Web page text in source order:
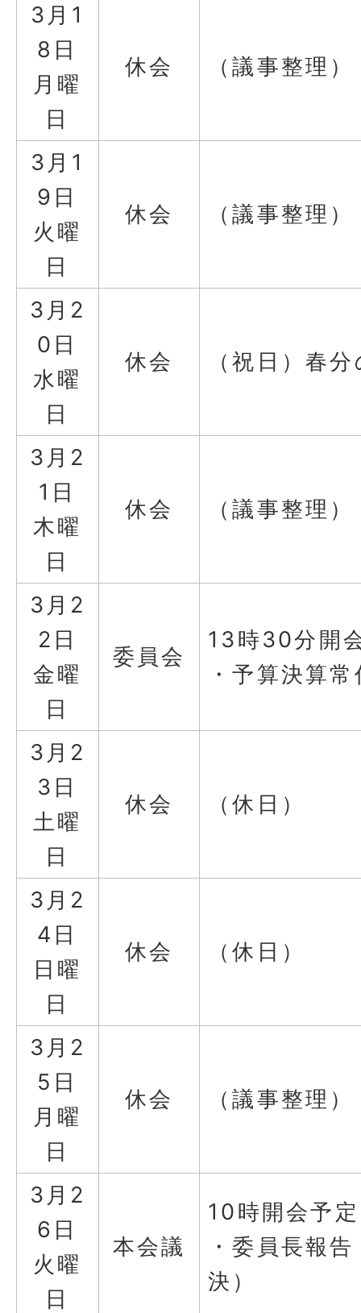
3月1
8日
月曜
日
休会 （議事整理）
3月1
9日
火曜
日
休会 （議事整理）
3月2
0日
水曜
日
休会 （祝日）春
3月2
1日
木曜
日
休会 （議事整理）
3月2
2日
金曜
日
委員会
13時30分開
・予算決算
3月2
3日
土曜
日
休会 （休日）
3月2
4日
日曜
日
休会 （休日）
3月2
5日
月曜
日
休会 （議事整理）
3月2
6日
火曜
日
本会議
10時開会予定
・委員長報
決）